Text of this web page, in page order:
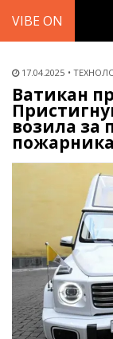
VIBE ON
17.04.2025
Ватикан
возила за